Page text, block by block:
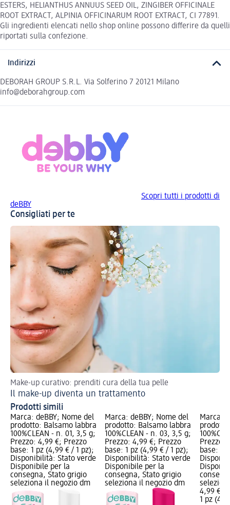
ESTERS, HELIANTHUS ANNUUS SEED OIL, ZINGIBER OFFICINALE
ROOT EXTRACT, ALPINIA OFFICINARUM ROOT EXTRACT, CI 77891.
Gli ingredienti elencati nello shop online possono differire da quelli
riportati sulla confezione.
Indirizzi
DEBORAH GROUP S.R.L. Via Solferino 7 20121 Milano
info@deborahgroup.com
Scopri tutti i prodotti di
deBBY
Consigliati per te
Make-up curativo: prenditi cura della tua pelle
Il make-up diventa un trattamento
Prodotti simili
Marca: deBBY; Nome del
prodotto: Balsamo labbra
100%CLEAN - n. 01, 3,5 g;
Prezzo: 4,99 €; Prezzo
base: 1 pz (4,99 € / 1 pz);
Disponibilità: Stato verde
Disponibile per la
consegna, Stato grigio
seleziona il negozio dm
Marca: deBBY; Nome del
prodotto: Balsamo labbra
100%CLEAN - n. 03, 3,5 g;
Prezzo: 4,99 €; Prezzo
base: 1 pz (4,99 € / 1 pz);
Disponibilità: Stato verde
Disponibile per la
consegna, Stato grigio
seleziona il negozio dm
Marca:
Prezzo:
base: 1
4,99 €
1 pz